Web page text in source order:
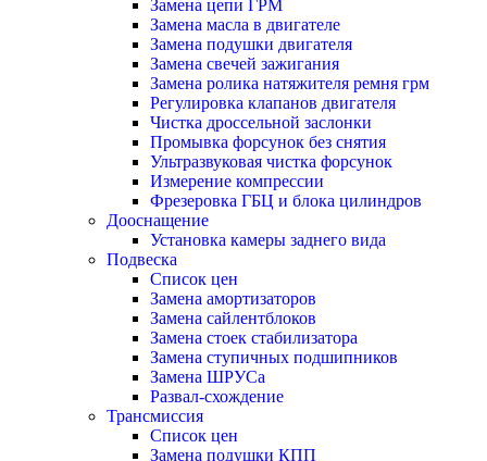
Замена цепи ГРМ
Замена масла в двигателе
Замена подушки двигателя
Замена свечей зажигания
Замена ролика натяжителя ремня грм
Регулировка клапанов двигателя
Чистка дроссельной заслонки
Промывка форсунок без снятия
Ультразвуковая чистка форсунок
Измерение компрессии
Фрезеровка ГБЦ и блока цилиндров
Дооснащение
Установка камеры заднего вида
Подвеска
Список цен
Замена амортизаторов
Замена сайлентблоков
Замена стоек стабилизатора
Замена ступичных подшипников
Замена ШРУСа
Развал-схождение
Трансмиссия
Список цен
Замена подушки КПП